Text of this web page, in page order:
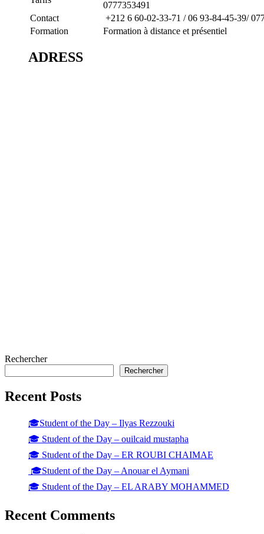
0777353491
Contact
+212 6 60-02-33-71 /06 93-84-45-39/
Formation
Formation à distance et présentiel
ADRESS
Rechercher
Rechercher
Recent Posts
🎓Student of the Day – Ilyas Rezzouki
🎓 Student of the Day – ouilcaid mustapha
🎓 Student of the Day – ER ROUBI CHAIMAE
🎓Student of the Day – Anouar el Aymani
🎓 Student of the Day – EL ARABY MOHAMMED
Recent Comments